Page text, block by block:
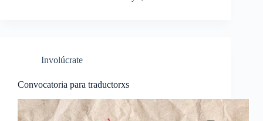
Involúcrate
Convocatoria para traductorxs